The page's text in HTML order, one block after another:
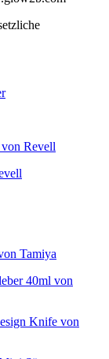
Revell
Tamiya
40ml von
Knife von